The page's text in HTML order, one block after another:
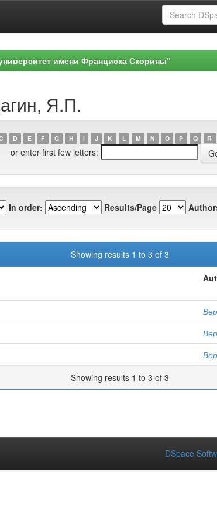
имени Франциска Скорины"
Я.П.
D E F G H I J K L M N O P Q R
or enter first few letters:
In order: Results/Page
Showing results 1 to 3 of 3
Showing results 1 to 3 of 3
DSpace